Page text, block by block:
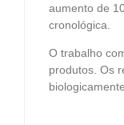
aumento de
cronológica.
O trabalho
produtos. Os